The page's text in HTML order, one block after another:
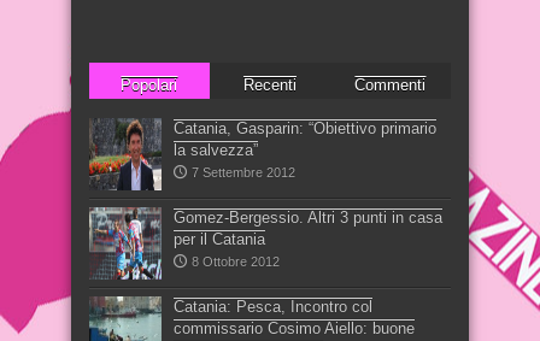
Popolari Recenti Commenti
Catania, Gasparin: “Obiettivo primario
la salvezza”
7 Settembre 2012
Gomez-Bergessio. Altri 3 punti in casa
per il Catania
8 Ottobre 2012
Catania: Pesca, Incontro col
commissario Cosimo Aiello: buone